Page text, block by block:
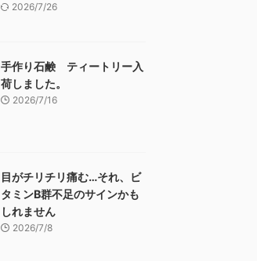
2026/7/26
手作り石鹸 ティートリー入
荷しました。
2026/7/16
目がチリチリ痛む…それ、ビ
タミンB群不足のサインかも
しれません
2026/7/8